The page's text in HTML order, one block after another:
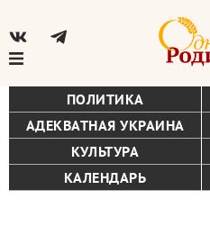
ПОЛИТИКА
АДЕКВАТНАЯ УКРАИНА
КУЛЬТУРА
КАЛЕНДАРЬ